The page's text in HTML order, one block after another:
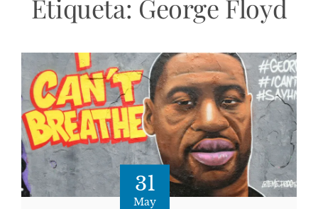
Etiqueta: George Floyd
31
May